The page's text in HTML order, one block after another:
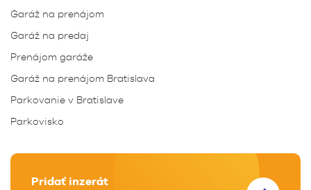
Garáž na prenájom
Garáž na predaj
Prenájom garáže
Garáž na prenájom Bratislava
Parkovanie v Bratislave
Parkovisko
Pridať inzerát